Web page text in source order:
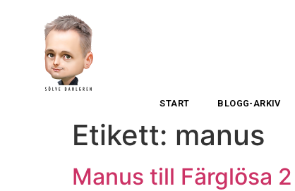
START BLOGG-ARKIV
Etikett: manus
Manus till Färglösa